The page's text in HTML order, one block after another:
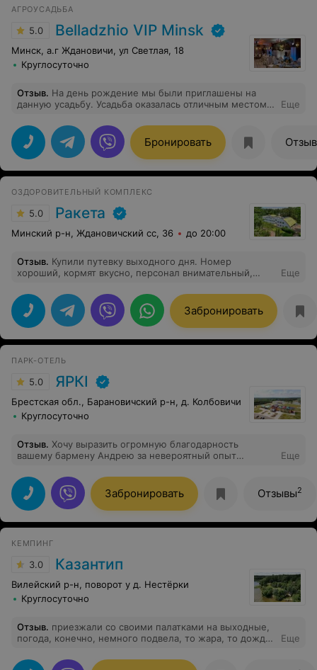
АГРОУСАДЬБА
5.0 Belladzhio VIP Minsk
Минск, а.г Ждановичи, ул Светлая, 18
Круглосуточно
Отзыв. На день рождение мы были приглашены на
данную усадьбу. Усадьба оказалась отличным местом,
заботливое отношение к каждому гостю. Персонал
усадьбы проявил себя с лучшей стороны - был
вежливый, весёлый и внимателный. Зал, в котором
проходили торжество, был здорово украшен, еда была
10/10. Время пролетело незаметно. Рекомендую для
Еще
Бронировать
ОЗДОРОВИТЕЛЬНЫЙ КОМПЛЕКС
5.0 Ракета
Минский р-н, Ждановичский сс, 36 до 20:00
Отзыв. Купили путевку выходного дня. Номер
хороший, кормят вкусно, персонал внимательный,
Еще
Забронировать
ПАРК-ОТЕЛЬ
5.0 ЯРКI
Брестская обл., Барановичский р-н, д. Колбовичи
Круглосуточно
Отзыв. Хочу выразить огромную благодарность
вашему бармену Андрею за невероятный опыт
была не просто дегустация напитков, а настоящее
погружение в мир вкусов и ароматов. Бармен так
увлеченно и профессионально рассказывал о каждой
настойке, о её составе, истории создания, о том, какие
нотки в ней можно уловить – это было действительно
интересного! Спасибо за такую чуткую подачу и
индивидуальный подход. Настоящий мастер своего
дела!
Еще
Забронировать Отзывы2
КЕМПИНГ
3.0 Казантип
Вилейский р-н, поворот у д. Нестёрки
Круглосуточно
Отзыв. приезжали со своими палатками на выходные,
погода, конечно, немного подвела, то жара, то дождь
Рядом есть загородный комплекс где можно покушать
Еще